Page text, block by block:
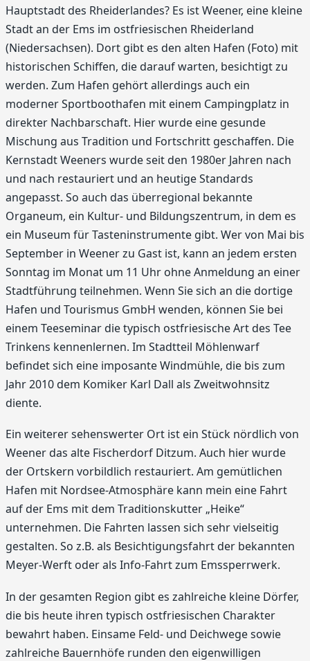
Hauptstadt des Rheiderlandes? Es ist Weener, eine kleine
Stadt an der Ems im ostfriesischen Rheiderland
(Niedersachsen). Dort gibt es den alten Hafen (Foto) mit
historischen Schiffen, die darauf warten, besichtigt zu
werden. Zum Hafen gehört allerdings auch ein
moderner Sportboothafen mit einem Campingplatz in
direkter Nachbarschaft. Hier wurde eine gesunde
Mischung aus Tradition und Fortschritt geschaffen. Die
Kernstadt Weeners wurde seit den 1980er Jahren nach
und nach restauriert und an heutige Standards
angepasst. So auch das überregional bekannte
Organeum, ein Kultur- und Bildungszentrum, in dem es
ein Museum für Tasteninstrumente gibt. Wer von Mai bis
September in Weener zu Gast ist, kann an jedem ersten
Sonntag im Monat um 11 Uhr ohne Anmeldung an einer
Stadtführung teilnehmen. Wenn Sie sich an die dortige
Hafen und Tourismus GmbH wenden, können Sie bei
einem Teeseminar die typisch ostfriesische Art des Tee
Trinkens kennenlernen. Im Stadtteil Möhlenwarf
befindet sich eine imposante Windmühle, die bis zum
Jahr 2010 dem Komiker Karl Dall als Zweitwohnsitz
diente.
Ein weiterer sehenswerter Ort ist ein Stück nördlich von
Weener das alte Fischerdorf Ditzum. Auch hier wurde
der Ortskern vorbildlich restauriert. Am gemütlichen
Hafen mit Nordsee-Atmosphäre kann mein eine Fahrt
auf der Ems mit dem Traditionskutter „Heike“
unternehmen. Die Fahrten lassen sich sehr vielseitig
gestalten. So z.B. als Besichtigungsfahrt der bekannten
Meyer-Werft oder als Info-Fahrt zum Emssperrwerk.
In der gesamten Region gibt es zahlreiche kleine Dörfer,
die bis heute ihren typisch ostfriesischen Charakter
bewahrt haben. Einsame Feld- und Deichwege sowie
zahlreiche Bauernhöfe runden den eigenwilligen